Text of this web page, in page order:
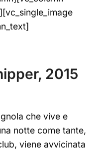
2015
che vive e
notte come tante,
viene avvicinata